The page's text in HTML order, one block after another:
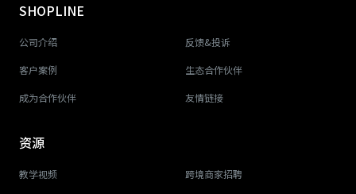
SHOPLINE
公司介绍 反馈&投诉
客户案例 生态合作伙伴
成为合作伙伴 友情链接
资源
教学视频 跨境商家招聘